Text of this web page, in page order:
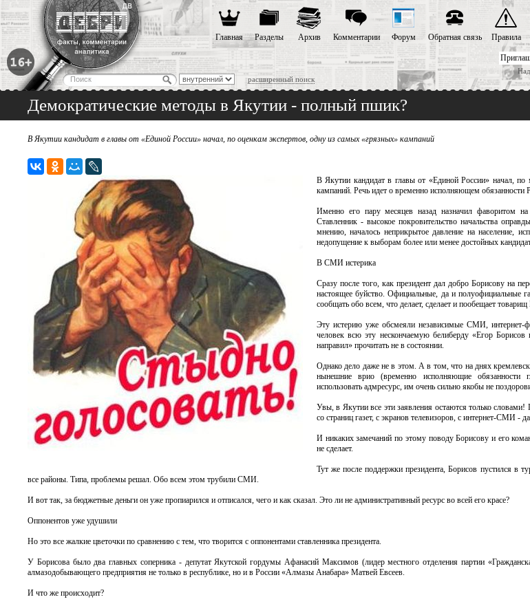
расширенный поиск
Главная Разделы Архив Комментарии Форум Обратная связь Правила
Демократические методы в Якутии - полный пшик?
В Якутии кандидат в главы от «Единой России» начал, по оценкам экспертов, одну из самых «грязных» кампаний
В Якутии кандидат в главы от «Единой России» начал,
кампаний. Речь идет о временно исполняющем обязанности
Именно его пару месяцев назад назначил фаворитом
Ставленник - высокое покровительство начальства
мнению, началось неприкрытое давление на население,
недопущение к выборам более или менее достойных
В СМИ истерика
Сразу после того, как президент дал добро Борисову на
настоящее буйство. Официальные, да и полуофициальные
сообщать обо всем, что делает, сделает и пообещает товарищ
Эту истерию уже обсмеяли независимые СМИ,
человек всю эту нескончаемую белиберду «Егор Борисов
направил» прочитать не в состоянии.
Однако дело даже не в этом. А в том, что на днях
нынешние врио (временно исполняющие обязанности
использовать адмресурс, им очень сильно якобы не
Увы, в Якутии все эти заявления остаются только словами!
со страниц газет, с экранов телевизоров, с интернет-СМИ -
И никаких замечаний по этому поводу Борисову и его
не сделает.
Тут же после поддержки президента, Борисов пустился в
все районы. Типа, проблемы решал. Обо всем этом трубили СМИ.
И вот так, за бюджетные деньги он уже пропиарился и отписался, чего и как сказал. Это ли не административный ресурс во всей его красе?
Оппонентов уже удушили
Но это все жалкие цветочки по сравнению с тем, что творится с оппонентами ставленника президента.
У Борисова было два главных соперника - депутат Якутской гордумы Афанасий Максимов (лидер местного отделения партии
алмазодобывающего предприятия не только в республике, но и в России «Алмазы Анабара» Матвей Евсеев.
И что же происходит?